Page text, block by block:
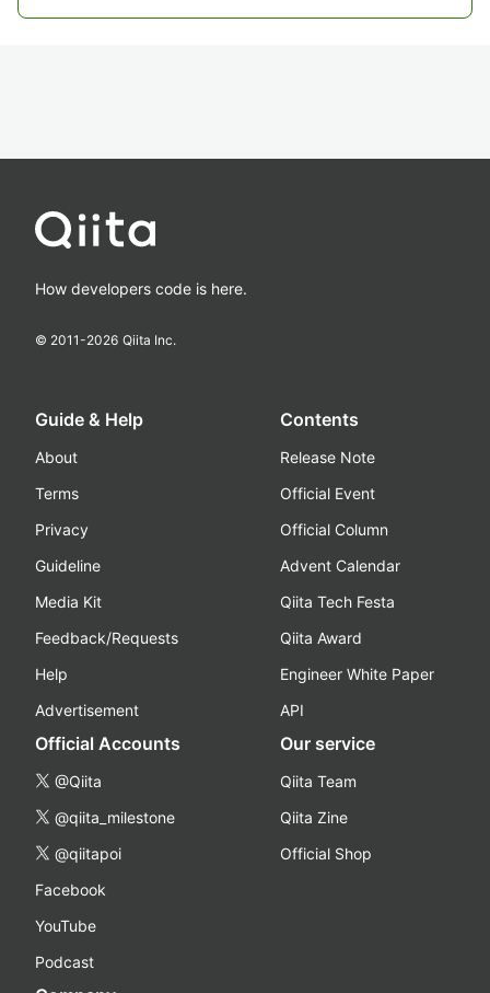
How developers code is here.
© 2011-2026 Qiita Inc.
Guide & Help
About
Terms
Privacy
Guideline
Media Kit
Feedback/Requests
Help
Advertisement
Contents
Release Note
Official Event
Official Column
Advent Calendar
Qiita Tech Festa
Qiita Award
Engineer White Paper
API
Official Accounts
@Qiita
@qiita_milestone
@qiitapoi
Facebook
YouTube
Podcast
Our service
Qiita Team
Qiita Zine
Official Shop